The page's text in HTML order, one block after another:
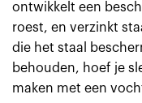
ontwikkelt een
roest, en verzinkt
die het staal
behouden, hoef je
maken met een